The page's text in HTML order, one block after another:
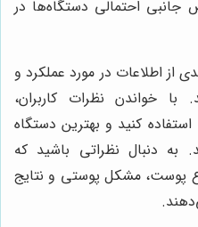
جانبی احتمالی دستگاه‌ها در
از اطلاعات در مورد عملکرد و
خواندن نظرات کاربران،
کنید و بهترین دستگاه
به دنبال نظراتی باشید که
پوست، مشکل پوستی و نتایج